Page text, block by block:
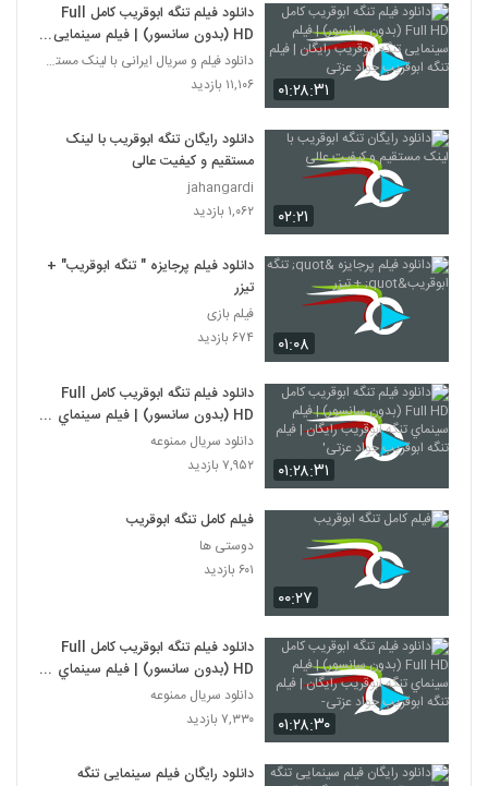
۰۱:۲۸:۳۱
دانلود فيلم تنگه ابوقریب کامل Full
HD (بدون سانسور) | فيلم سينمایی
تنگه ابوقریب رایگان | فيلم تنگه
ابوقریب جواد عزتی
دانلود فیلم و سریال ایرانی با لینک مستقیم
۱۱,۱۰۶ بازدید
۰۲:۲۱
دانلود رایگان تنگه ابوقریب با لینک
مستقیم و کیفیت عالی
jahangardi
۱,۰۶۲ بازدید
۰۱:۰۸
دانلود فیلم پرجایزه " تنگه ابوقریب" +
تیزر
فیلم بازی
۶۷۴ بازدید
۰۱:۲۸:۳۱
دانلود فيلم تنگه ابوقریب کامل Full
HD (بدون سانسور) | فيلم سينماي
تنگه ابوقریب رایگان | فيلم تنگه
ابوقریب جواد عزتی'
دانلود سریال ممنوعه
۷,۹۵۲ بازدید
۰۰:۲۷
فیلم کامل تنگه ابوقریب
دوستی ها
۶۰۱ بازدید
۰۱:۲۸:۳۰
دانلود فيلم تنگه ابوقریب کامل Full
HD (بدون سانسور) | فيلم سينماي
تنگه ابوقریب رایگان | فيلم تنگه
ابوقریب جواد عزتی-
دانلود سریال ممنوعه
۷,۳۳۰ بازدید
دانلود رایگان فيلم سينمایی تنگه